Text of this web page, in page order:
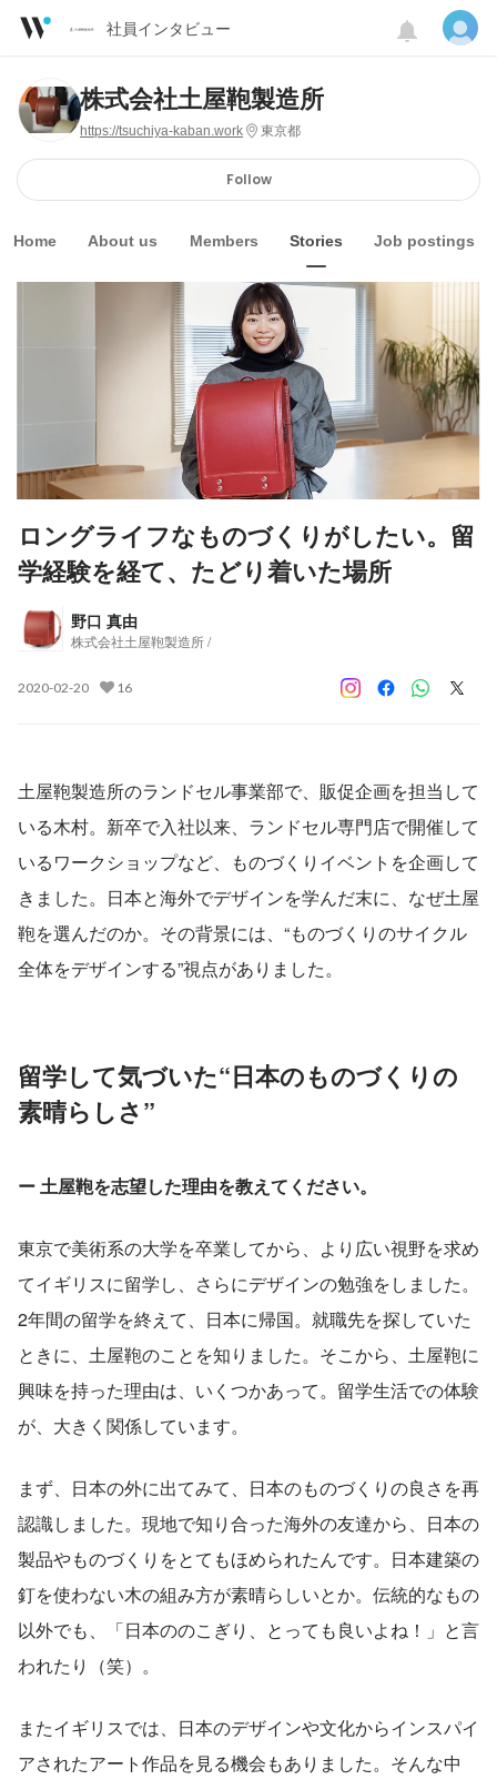
社員インタビュー
株式会社土屋鞄製造所
https://tsuchiya-kaban.work 東京都
Follow
Home About us Members Stories Job postings
ロングライフなものづくりがしたい。留
学経験を経て、たどり着いた場所
野口 真由
株式会社土屋鞄製造所 /
2020-02-20 16
土屋鞄製造所のランドセル事業部で、販促企画を担当して
いる木村。新卒で入社以来、ランドセル専門店で開催して
いるワークショップなど、ものづくりイベントを企画して
きました。日本と海外でデザインを学んだ末に、なぜ土屋
鞄を選んだのか。その背景には、“ものづくりのサイクル
全体をデザインする”視点がありました。
留学して気づいた“日本のものづくりの
素晴らしさ”
ー 土屋鞄を志望した理由を教えてください。
東京で美術系の大学を卒業してから、より広い視野を求め
てイギリスに留学し、さらにデザインの勉強をしました。
2年間の留学を終えて、日本に帰国。就職先を探していた
ときに、土屋鞄のことを知りました。そこから、土屋鞄に
興味を持った理由は、いくつかあって。留学生活での体験
が、大きく関係しています。
まず、日本の外に出てみて、日本のものづくりの良さを再
認識しました。現地で知り合った海外の友達から、日本の
製品やものづくりをとてもほめられたんです。日本建築の
釘を使わない木の組み方が素晴らしいとか。伝統的なもの
以外でも、「日本ののこぎり、とっても良いよね！」と言
われたり（笑）。
またイギリスでは、日本のデザインや文化からインスパイ
アされたアート作品を見る機会もありました。そんな中